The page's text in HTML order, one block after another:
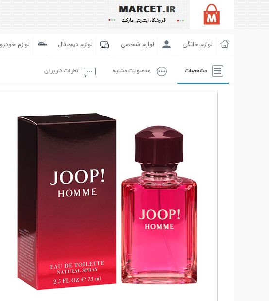
لوازم خانگی لوازم شخصی لوازم دیجیتال لوازم خودرو
مشخصات محصولات مشابه نظرات کاربران